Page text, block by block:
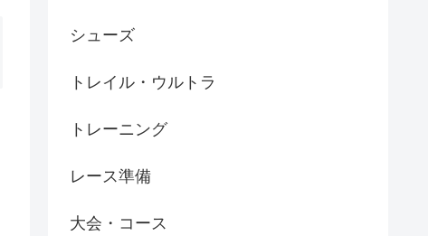
シューズ
トレイル・ウルトラ
トレーニング
レース準備
大会・コース